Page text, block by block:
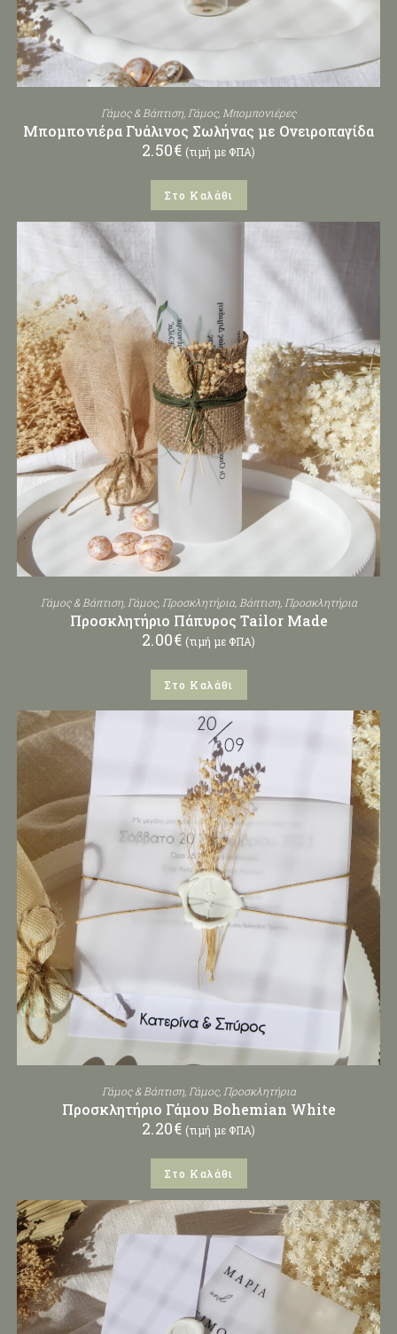
Γάμος & Βάπτιση Γάμος, Μπομπονιέρες
Μπομπονιέρα Γυάλινος Σωλήνας με Ονειροπαγίδα
2.50€ (τιμή με ΦΠΑ)
Στο Καλάθι
Γάμος & Βάπτιση, Γάμος, Προσκλητήρια, Βάπτιση, Προσκλητήρια
Προσκλητήριο Πάπυρος Tailor Made
2.00€ (τιμή με ΦΠΑ)
Στο Καλάθι
Γάμος & Βάπτιση, Γάμος, Προσκλητήρια
Προσκλητήριο Γάμου Bohemian White
2.20€ (τιμή με ΦΠΑ)
Στο Καλάθι